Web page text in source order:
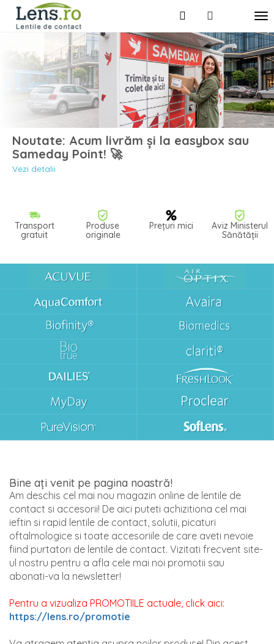
Noutate: Acum livrăm și la easybox sau
Sameday Point! 🚀
Vezi detalii
Transport
gratuit
Produse
originale
Prețuri mici
Aviz Ministerul
Sănătății
Bine ați venit pe pagina noastră!
Am deschis cel mai nou magazin online de lentile de
contact si accesorii! De aici puteti achizitiona cel mai
ieftin si rapid lentile de contact, solutii, picaturi
oftalmologice si toate accesoriile de care aveti nevoie
fiind purtatori de lentile de contact. Vizitati frecvent site-
ul nostru pentru a afla cele mai noi promotii sau
abonati-va la newsletter!
Pentru a vizualiza PROMOTIILE actuale, click aici:
https://lens.ro/promotie